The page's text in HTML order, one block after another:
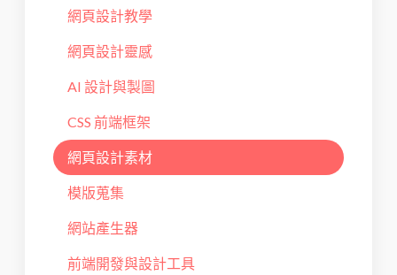
網頁設計教學
網頁設計靈感
AI 設計與製圖
CSS 前端框架
網頁設計素材
模版蒐集
網站產生器
前端開發與設計工具